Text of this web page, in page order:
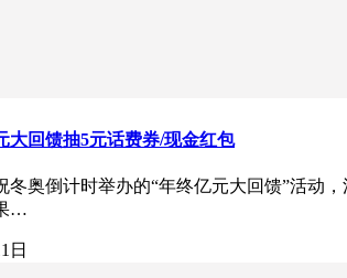
大回馈抽5元话费券/现金红包
冬奥倒计时举办的“年终亿元大回馈”活动
…
日